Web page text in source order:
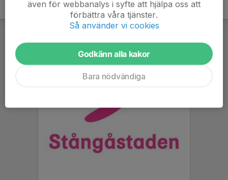
även för webbanalys i syfte att hjälpa oss att
förbättra våra tjänster.
Så använder vi cookies
Godkänn alla kakor
Bara nödvändiga